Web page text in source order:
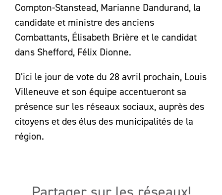
Compton-Stanstead, Marianne Dandurand, la
candidate et ministre des anciens
Combattants, Élisabeth Brière et le candidat
dans Shefford, Félix Dionne.
D’ici le jour de vote du 28 avril prochain, Louis
Villeneuve et son équipe accentueront sa
présence sur les réseaux sociaux, auprès des
citoyens et des élus des municipalités de la
région.